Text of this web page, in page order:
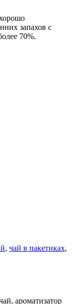
запахов с
70%.
, чай в пакетиках,
ароматизатор